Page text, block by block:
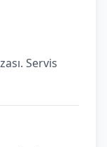
Servis